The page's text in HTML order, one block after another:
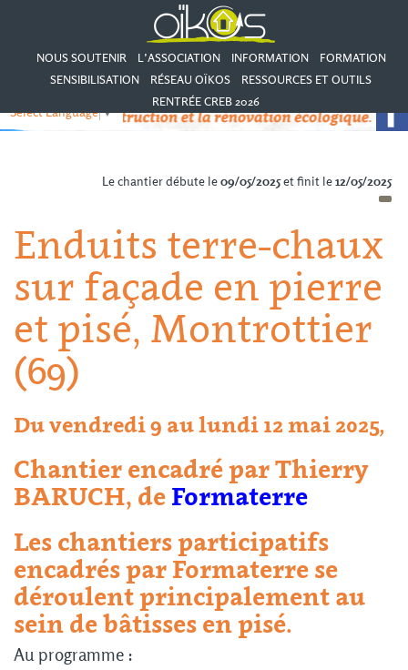
NOUS SOUTENIR L’ASSOCIATION INFORMATION
FORMATION
SENSIBILISATION
RÉSEAU OÏKOS
RESSOURCES ET OUTILS
RENTRÉE CREB 2026
Select Language▼
Le chantier débute le09/05/2025et finit le12/05/2025
Enduits terre-chaux
sur façade en pierre
et pisé, Montrottier
(69)
Du vendredi 9 au lundi 12 mai 2025,
Chantier encadré par Thierry
BARUCH, de Formaterre
Les chantiers participatifs
encadrés par Formaterre se
déroulent principalement au
sein de bâtisses en pisé.
Au programme :